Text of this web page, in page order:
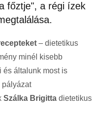
főztje", a régi ízek
– dietetikus
minél kisebb
és általunk most is
pályázat
Szálka Brigitta dietetikus